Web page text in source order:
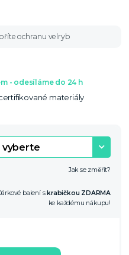
- odesíláme do 24 h
materiály
Jak se změřit?
balení s krabičkou ZDARMA
ke každému nákupu!